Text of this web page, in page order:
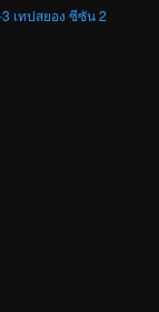
3 เทปสยอง ซีซัน 2